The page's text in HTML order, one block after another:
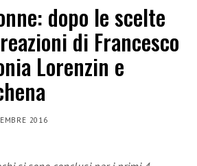
dopo le scelte
di Francesco
Lorenzin e
2016